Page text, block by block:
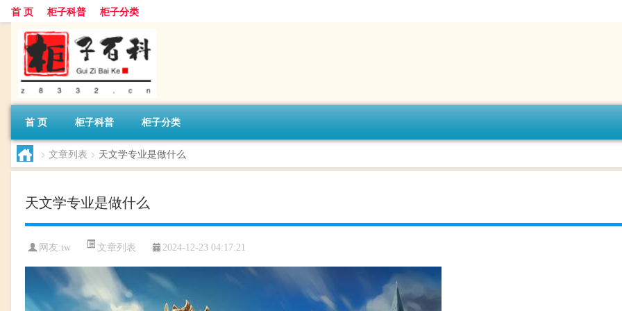
首 页 柜子科普 柜子分类
首 页 柜子科普 柜子分类
> 文章列表 > 天文学专业是做什么
天文学专业是做什么
网友:tw 文章列表 2024-12-23 04:17:21